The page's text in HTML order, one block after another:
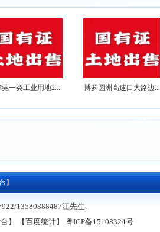
莞一类工业用地2... 博罗圆洲高速口大路边...
】
13580888487江先生.
】 【百度统计】 粤ICP备15108324号